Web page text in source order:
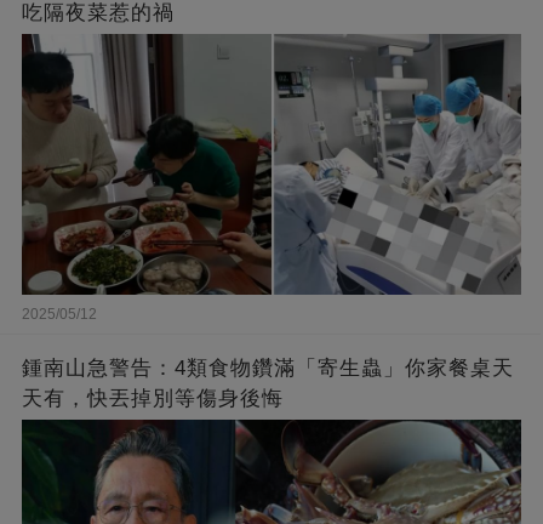
吃隔夜菜惹的禍
2025/05/12
鍾南山急警告：4類食物鑽滿「寄生蟲」你家餐桌天
天有，快丟掉別等傷身後悔